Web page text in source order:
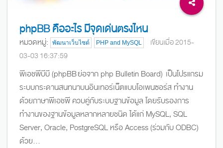
phpBB คืออะไร มีจุดเด่นตรงไหน
หมวดหมู่: พัฒนาเว็บไซต์ PHP and MySQL
เขียนเมื่อ 2015-
03-03 16:37:59
พีเอชพีบีบี (phpBB ย่อจาก php Bulletin Board) เป็นโปรแกรม
ระบบกระดานสนทนาบนอินเทอร์เน็ตแบบโอเพนซอร์ส ทำงาน
ด้วยภาษาพีเอชพี ควบคู่กับระบบฐานข้อมูล โดยรับรองการ
ทำงานของฐานข้อมูลหลากหลายชนิด ได้แก่ MySQL, SQL
Server, Oracle, PostgreSQL หรือ Access (ร่วมกับ ODBC)
ด้วย...